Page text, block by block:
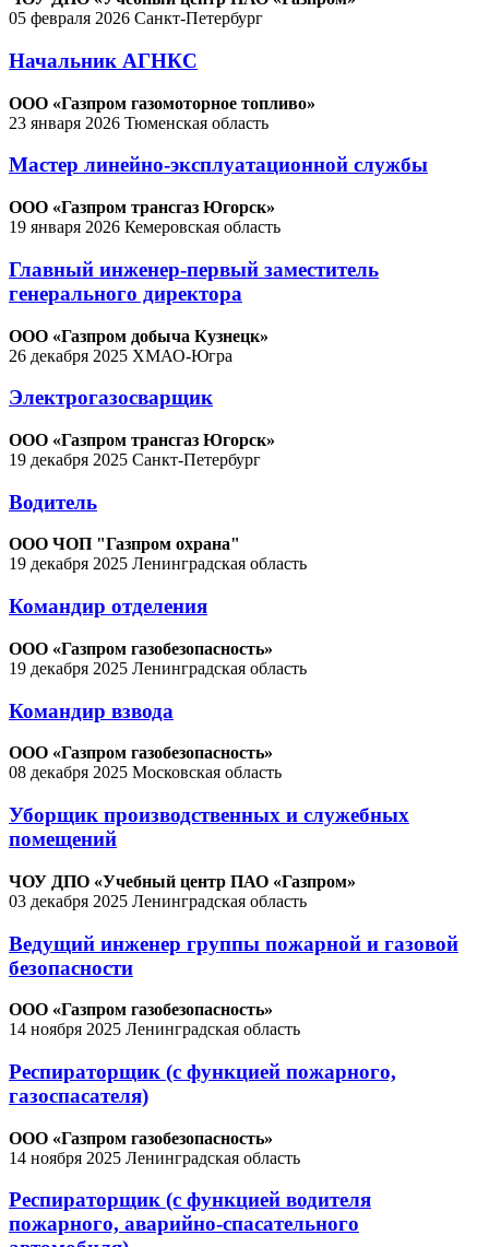
05 февраля 2026 Санкт-Петербург
Начальник АГНКС
ООО «Газпром газомоторное топливо»
23 января 2026 Тюменская область
Мастер линейно-эксплуатационной службы
ООО «Газпром трансгаз Югорск»
19 января 2026 Кемеровская область
Главный инженер-первый заместитель
генерального директора
ООО «Газпром добыча Кузнецк»
26 декабря 2025 ХМАО-Югра
Электрогазосварщик
ООО «Газпром трансгаз Югорск»
19 декабря 2025 Санкт-Петербург
Водитель
ООО ЧОП "Газпром охрана"
19 декабря 2025 Ленинградская область
Командир отделения
ООО «Газпром газобезопасность»
19 декабря 2025 Ленинградская область
Командир взвода
ООО «Газпром газобезопасность»
08 декабря 2025 Московская область
Уборщик производственных и служебных
помещений
ЧОУ ДПО «Учебный центр ПАО «Газпром»
03 декабря 2025 Ленинградская область
Ведущий инженер группы пожарной и газовой
безопасности
ООО «Газпром газобезопасность»
14 ноября 2025 Ленинградская область
Респираторщик (с функцией пожарного,
газоспасателя)
ООО «Газпром газобезопасность»
14 ноября 2025 Ленинградская область
Респираторщик (с функцией водителя
пожарного, аварийно-спасательного